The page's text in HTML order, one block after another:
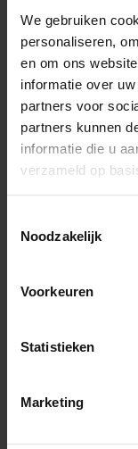
We gebruiken
personaliseren,
en om ons
informatie over
partners voor
partners kunnen
informatie die u
verzameld op
Noodzakelijk
Voorkeuren
Statistieken
Marketing
Wat je